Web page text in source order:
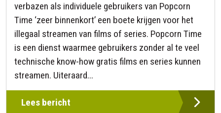
verbazen als individuele gebruikers van Popcorn
Time ‘zeer binnenkort’ een boete krijgen voor het
illegaal streamen van films of series. Popcorn Time
is een dienst waarmee gebruikers zonder al te veel
technische know-how gratis films en series kunnen
streamen. Uiteraard...
Lees bericht